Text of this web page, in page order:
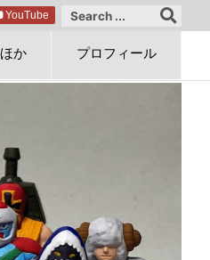
か プロフィール
YouTube